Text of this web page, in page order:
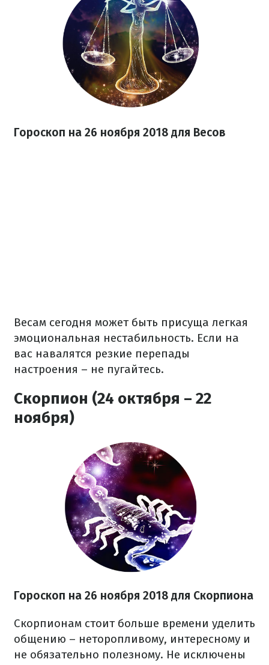
Гороскоп на 26 ноября 2018 для Весов
Весам сегодня может быть присуща легкая
эмоциональная нестабильность. Если на
вас навалятся резкие перепады
настроения – не пугайтесь.
Скорпион (24 октября – 22
ноября)
Гороскоп на 26 ноября 2018 для Скорпиона
Скорпионам стоит больше времени уделить
общению – неторопливому, интересному и
не обязательно полезному. Не исключены